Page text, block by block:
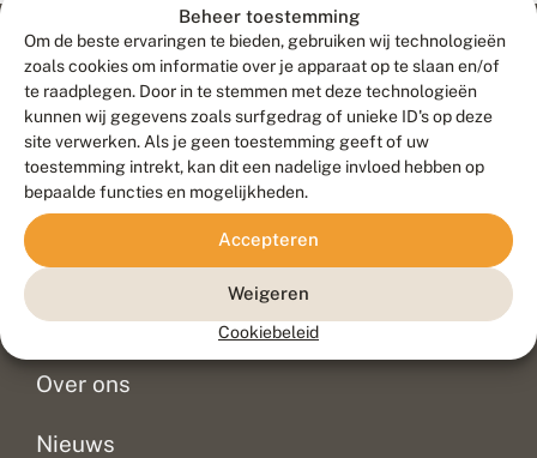
Beheer toestemming
Om de beste ervaringen te bieden, gebruiken wij technologieën
zoals cookies om informatie over je apparaat op te slaan en/of
te raadplegen. Door in te stemmen met deze technologieën
kunnen wij gegevens zoals surfgedrag of unieke ID's op deze
site verwerken. Als je geen toestemming geeft of uw
toestemming intrekt, kan dit een nadelige invloed hebben op
bepaalde functies en mogelijkheden.
Accepteren
Weigeren
Cookiebeleid
Contact
Veelgestelde vragen
Doneer
Over ons
Nieuws
Meld waarnemingen© 2026 Vlinderstichting
Duurzaam ontwikkeld door
Go2People
, ontworpen door
Blue Field Agency
Privacy
Disclaimer
Sitemap